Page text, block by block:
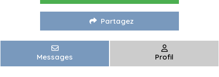
Partagez
Messages Profil